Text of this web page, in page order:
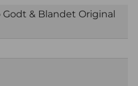
Godt & Blandet Original